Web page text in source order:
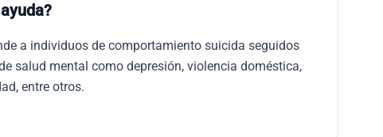
a individuos de comportamiento suicida seguidos
salud mental como depresión, violencia doméstica,
entre otros.